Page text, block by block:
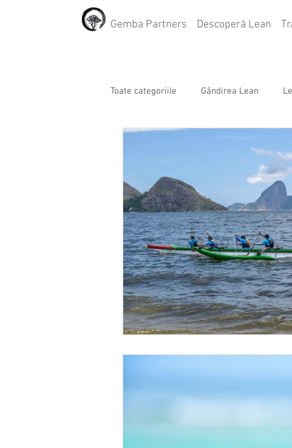
Gemba Partners Descoperă Lean
Toate categoriile Gândirea Lean
Lean Management Value Stream